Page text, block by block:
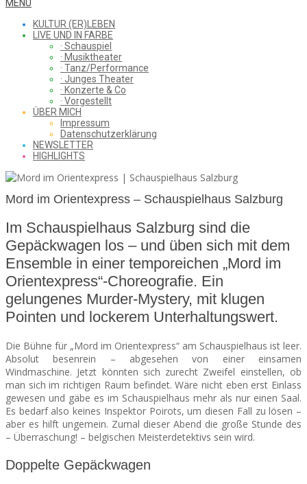
WHAT
SAW
FROM
THE
CHEAP
SEATS
Menu
MENU
KULTUR (ER)LEBEN
LIVE UND IN FARBE
· Schauspiel
· Musiktheater
· Tanz/Performance
· Junges Theater
· Konzerte & Co
· Vorgestellt
ÜBER MICH
Impressum
Datenschutzerklärung
NEWSLETTER
HIGHLIGHTS
Mord im Orientexpress – Schauspielhaus Salzburg
Im Schauspielhaus Salzburg sind die
Gepäckwagen los – und üben sich mit dem
Ensemble in einer temporeichen „Mord im
Orientexpress“-Choreografie. Ein
gelungenes Murder-Mystery, mit klugen
Pointen und lockerem Unterhaltungswert.
Die Bühne für „Mord im Orientexpress“ am Schauspielhaus ist leer.
Absolut besenrein – abgesehen von einer einsamen
Windmaschine. Jetzt könnten sich zurecht Zweifel einstellen, ob
man sich im richtigen Raum befindet. Wäre nicht eben erst Einlass
gewesen und gäbe es im Schauspielhaus mehr als nur einen Saal.
Es bedarf also keines Inspektor Poirots, um diesen Fall zu lösen –
aber es hilft ungemein. Zumal dieser Abend die große Stunde des
– Überraschung! – belgischen Meisterdetektivs sein wird.
Doppelte Gepäckwagen